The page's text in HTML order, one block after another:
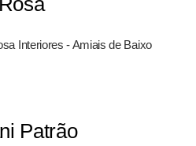
Interiores - Amiais de Baixo
Patrão